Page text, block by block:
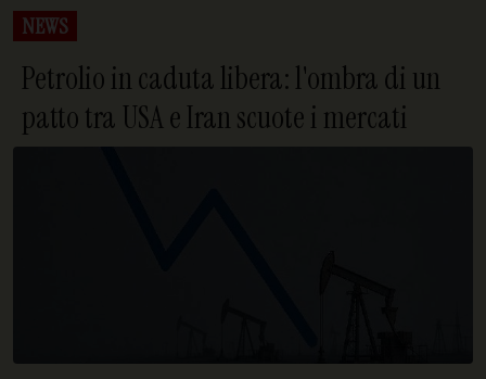
NEWS
Petrolio in caduta libera: l'ombra di un
patto tra USA e Iran scuote i mercati